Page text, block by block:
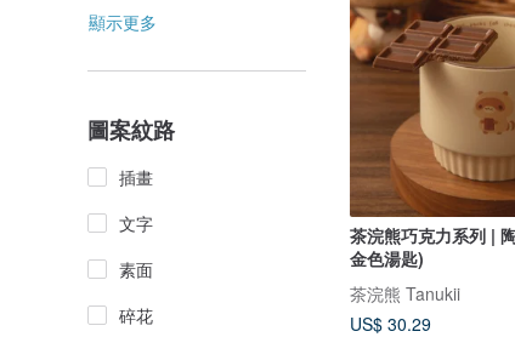
顯示更多
圖案紋路
插畫
文字
素面
碎花
茶浣熊巧克力系列 |
金色湯匙)
茶浣熊 Tanukii
US$ 30.29